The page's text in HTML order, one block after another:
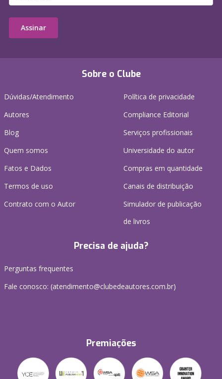
Sobre o Clube
Dúvidas/Atendimento
Autores
Blog
Quem somos
Fatos e Dados
Termos de uso
Contrato com o Autor
Política de privacidade
Compliance Editorial
Serviços profissionais
Universidade do autor
Compras em quantidade
Canais de distribuição
Simulador de publicação
de livros
Precisa de ajuda?
Perguntas frequentes
Fale conosco: (atendimento@clubedeautores.com.br)
Premiações
Assinar